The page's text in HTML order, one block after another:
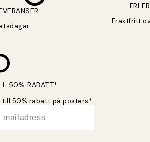
FRI
Fraktfritt
50% RABATT*
till 50% rabatt på posters*